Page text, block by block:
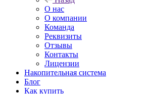
О нас
О компании
Команда
Реквизиты
Отзывы
Контакты
Лицензии
Накопительная система
Блог
Как купить